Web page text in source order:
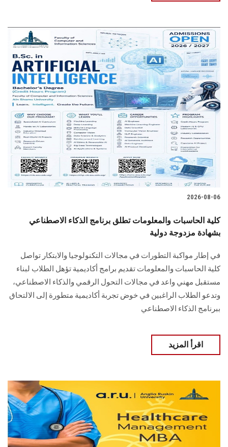
2026-08-06
كلية الحاسبات والمعلومات تطلق برنامج الذكاء الاصطناعي
بشهادة مزدوجة دولية
في إطار مواكبة التطورات في مجالات التكنولوجيا والابتكار تواصل
كلية الحاسبات والمعلومات تقديم برامج أكاديمية تؤهل الطلاب لبناء
مستقبل مهني واعد في مجالات التحول الرقمي والذكاء الاصطناعي،
وتدعو الطلاب الراغبين في خوض تجربة أكاديمية متطورة إلى الالتحاق
ببرنامج الذكاء الاصطناعي
اقرأ المزيد